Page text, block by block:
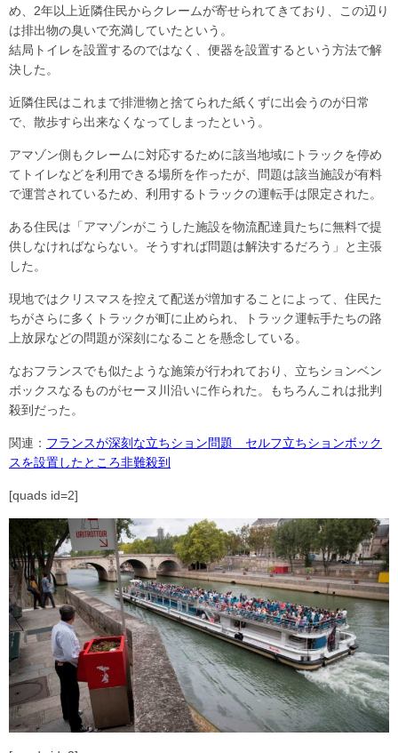
め、2年以上近隣住民からクレームが寄せられてきており、この辺り
は排出物の臭いで充満していたという。
結局トイレを設置するのではなく、便器を設置するという方法で解
決した。
近隣住民はこれまで排泄物と捨てられた紙くずに出会うのが日常
で、散歩すら出来なくなってしまったという。
アマゾン側もクレームに対応するために該当地域にトラックを停め
てトイレなどを利用できる場所を作ったが、問題は該当施設が有料
で運営されているため、利用するトラックの運転手は限定された。
ある住民は「アマゾンがこうした施設を物流配達員たちに無料で提
供しなければならない。そうすれば問題は解決するだろう」と主張
した。
現地ではクリスマスを控えて配送が増加することによって、住民た
ちがさらに多くトラックが町に止められ、トラック運転手たちの路
上放尿などの問題が深刻になることを懸念している。
なおフランスでも似たような施策が行われており、立ちションベン
ボックスなるものがセーヌ川沿いに作られた。もちろんこれは批判
殺到だった。
関連： フランスが深刻な立ちション問題 セルフ立ちションボック
スを設置したところ非難殺到
[quads id=2]